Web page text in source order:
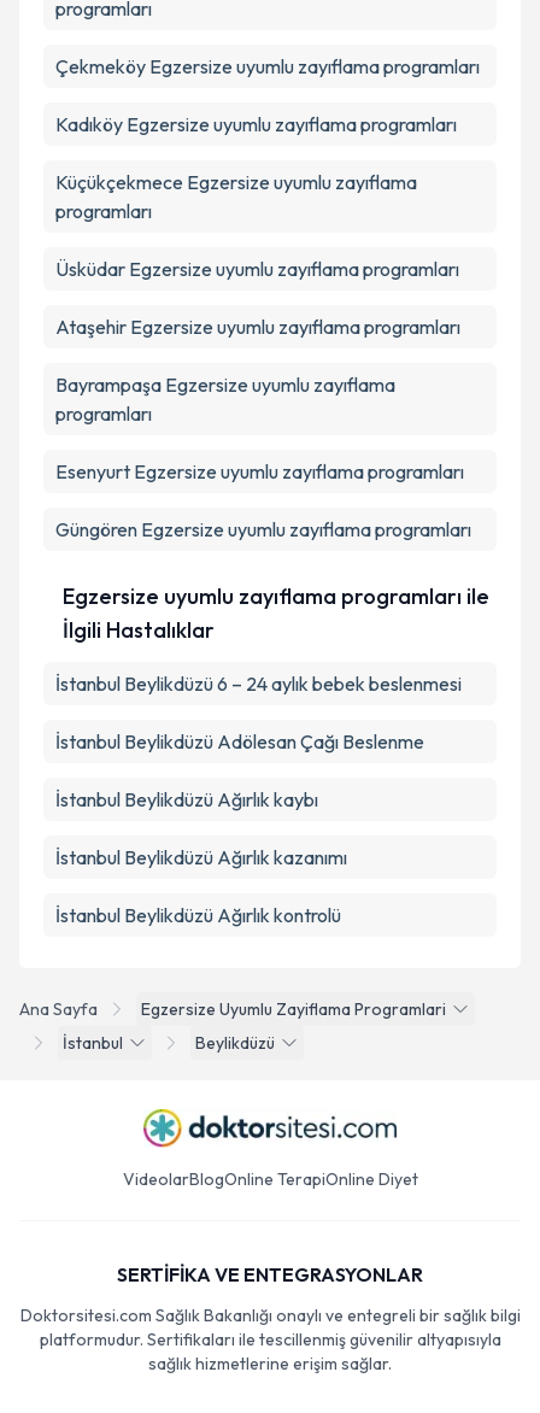
Ana Sayfa
Egzersize Uyumlu Zayiflama Programlari
İstanbul
Beylikdüzü
programları
Çekmeköy Egzersize uyumlu zayıflama programları
Kadıköy Egzersize uyumlu zayıflama programları
Küçükçekmece Egzersize uyumlu zayıflama
programları
Üsküdar Egzersize uyumlu zayıflama programları
Ataşehir Egzersize uyumlu zayıflama programları
Bayrampaşa Egzersize uyumlu zayıflama
programları
Esenyurt Egzersize uyumlu zayıflama programları
Güngören Egzersize uyumlu zayıflama programları
Egzersize uyumlu zayıflama programları ile
İlgili Hastalıklar
İstanbul Beylikdüzü 6 – 24 aylık bebek beslenmesi
İstanbul Beylikdüzü Adölesan Çağı Beslenme
İstanbul Beylikdüzü Ağırlık kaybı
İstanbul Beylikdüzü Ağırlık kazanımı
İstanbul Beylikdüzü Ağırlık kontrolü
VideolarBlogOnline TerapiOnline Diyet
SERTİFİKA VE ENTEGRASYONLAR
Doktorsitesi.com Sağlık Bakanlığı onaylı ve entegreli bir sağlık bilgi
platformudur. Sertifikaları ile tescillenmiş güvenilir altyapısıyla
sağlık hizmetlerine erişim sağlar.